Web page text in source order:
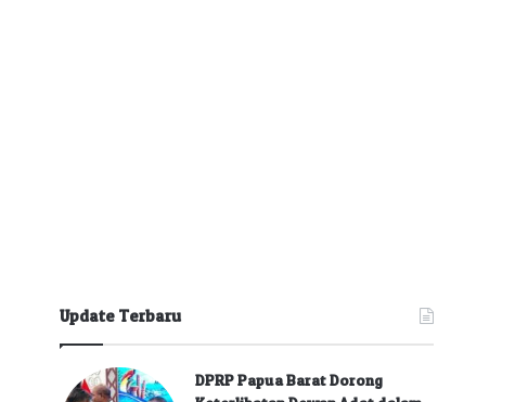
Update Terbaru
DPRP Papua Barat Dorong